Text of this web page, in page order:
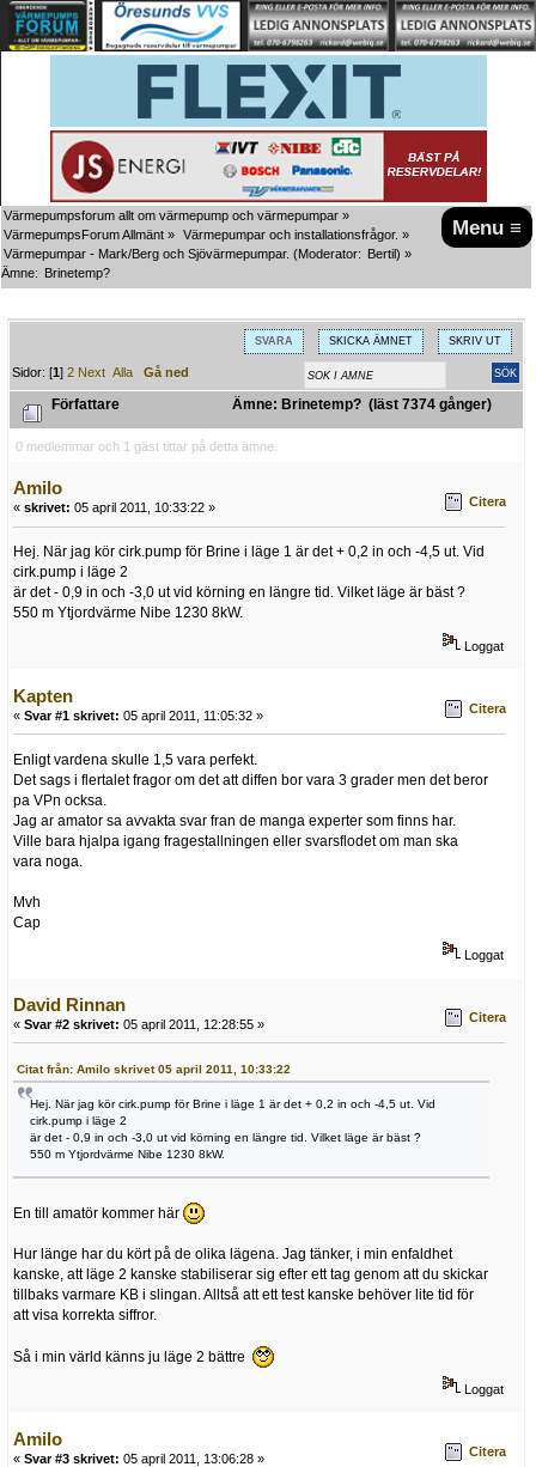
Menu ≡
Värmepumpsforum allt om värmepump och värmepumpar »
VärmepumpsForum Allmänt » Värmepumpar och installationsfrågor. »
Värmepumpar - Mark/Berg och Sjövärmepumpar. (Moderator: Bertil) »
Ämne: Brinetemp?
SVARA SKICKA ÄMNET SKRIV UT
Sidor: [1]2 Next Alla Gå ned
Författare Ämne: Brinetemp? (läst 7374 gånger)
0 medlemmar och 1 gäst tittar på detta ämne.
Amilo
« skrivet: 05 april 2011, 10:33:22 » Citera
Hej. När jag kör cirk.pump för Brine i läge 1 är det + 0,2 in och -4,5 ut. Vid
cirk.pump i läge 2
är det - 0,9 in och -3,0 ut vid körning en längre tid. Vilket läge är bäst ?
550 m Ytjordvärme Nibe 1230 8kW.
Loggat
Kapten
« Svar #1 skrivet: 05 april 2011, 11:05:32 » Citera
Enligt vardena skulle 1,5 vara perfekt.
Det sags i flertalet fragor om det att diffen bor vara 3 grader men det beror
pa VPn ocksa.
Jag ar amator sa avvakta svar fran de manga experter som finns har.
Ville bara hjalpa igang fragestallningen eller svarsflodet om man ska
vara noga.
Mvh
Cap
Loggat
David Rinnan
« Svar #2 skrivet: 05 april 2011, 12:28:55 » Citera
Citat från: Amilo skrivet 05 april 2011, 10:33:22
Hej. När jag kör cirk.pump för Brine i läge 1 är det + 0,2 in och -4,5 ut. Vid
cirk.pump i läge 2
är det - 0,9 in och -3,0 ut vid körning en längre tid. Vilket läge är bäst ?
550 m Ytjordvärme Nibe 1230 8kW.
En till amatör kommer här
Hur länge har du kört på de olika lägena. Jag tänker, i min enfaldhet
kanske, att läge 2 kanske stabiliserar sig efter ett tag genom att du skickar
tillbaks varmare KB i slingan. Alltså att ett test kanske behöver lite tid för
att visa korrekta siffror.
Så i min värld känns ju läge 2 bättre
Loggat
Amilo
« Svar #3 skrivet: 05 april 2011, 13:06:28 » Citera